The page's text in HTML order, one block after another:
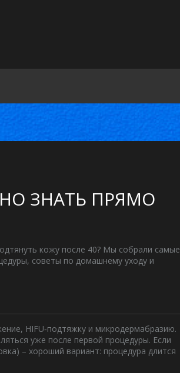
ЗНАТЬ ПРЯМО
кожу после 40? Мы собрали самые
советы по домашнему уходу и
HIFU‑подтяжку и микродермабразию.
уже после первой процедуры. Если
– хороший вариант: процедура длится